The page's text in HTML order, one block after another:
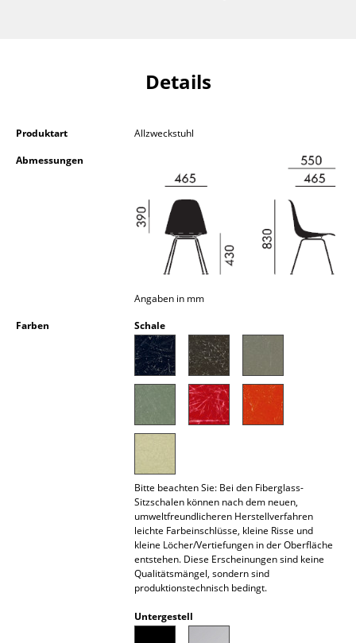
Einzelteile
... alle Aufbewahrungsmöbel
Hängeleuchten & Deckenleuchten
Schreibtischleuchten
Stehleuchten & Leseleuchten
Outdoor-Leuchten
Details
Produktart
Allzweckstuhl
Abmessungen
Angaben in mm
Farben Schale
Bitte beachten Sie: Bei den Fiberglass-
Sitzschalen können nach dem neuen,
umweltfreundlicheren Herstellverfahren
leichte Farbeinschlüsse, kleine Risse und
kleine Löcher/Vertiefungen in der Oberfläche
entstehen. Diese Erscheinungen sind keine
Qualitätsmängel, sondern sind
produktionstechnisch bedingt.
Untergestell